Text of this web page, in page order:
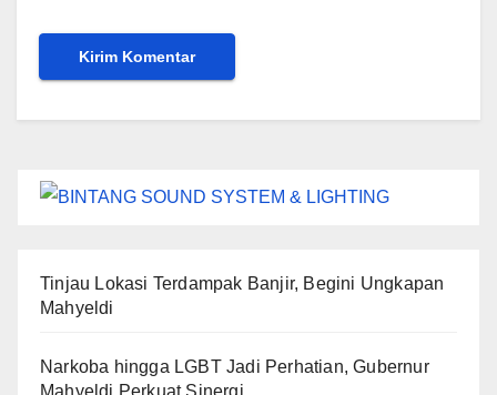
Tinjau Lokasi Terdampak Banjir, Begini Ungkapan
Mahyeldi
Narkoba hingga LGBT Jadi Perhatian, Gubernur
Mahyeldi Perkuat Sinergi